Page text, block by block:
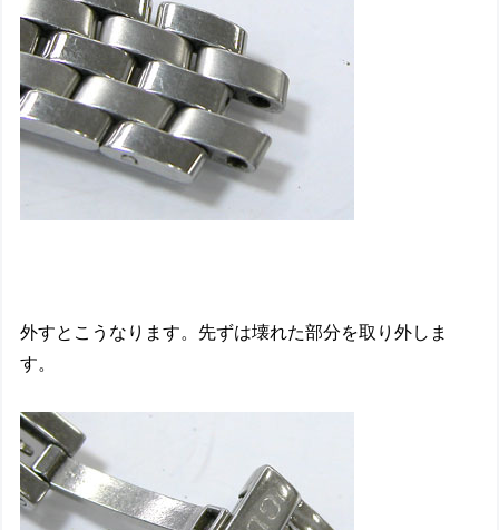
外すとこうなります。先ずは壊れた部分を取り外しま
す。